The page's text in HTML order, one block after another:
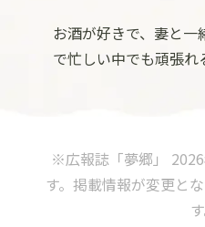
お酒が好きで、妻と
で忙しい中でも頑張れ
※広報誌「夢郷」
す。掲載情報が変更と
す